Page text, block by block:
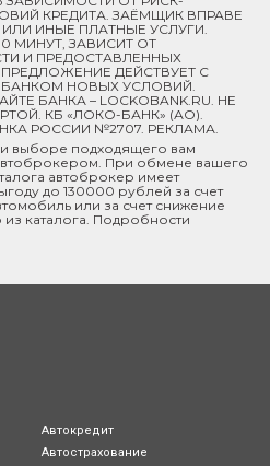
КРЕДИТА. ЗАЁМЩИК ВПРАВЕ
ИНЫЕ ПЛАТНЫЕ УСЛУГИ.
МИНУТ, ЗАВИСИТ ОТ
И ПРЕДОСТАВЛЕННЫХ
ДЕЙСТВУЕТ С
БАНКОМ НОВЫХ УСЛОВИЙ.
БАНКА – LOCKOBANK.RU. НЕ
КБ «ЛОКО-БАНК» (АО).
РОССИИ №2707. РЕКЛАМА.
выборе подходящего вам
При обмене вашего
автоброкер имеет
до 130000 рублей за счет
или за счет снижение
каталога. Подробности
Автокредит
Автострахование